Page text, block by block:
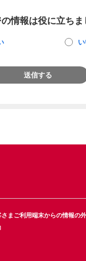
情報は役に立ちま
い
送信する
さまご利用端末からの情報の